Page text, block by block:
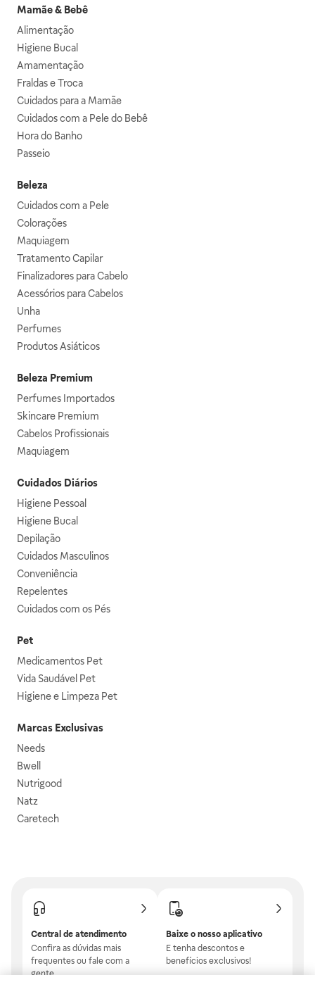
Mamãe & Bebê
Alimentação
Higiene Bucal
Amamentação
Fraldas e Troca
Cuidados para a Mamãe
Cuidados com a Pele do Bebê
Hora do Banho
Passeio
Beleza
Cuidados com a Pele
Colorações
Maquiagem
Tratamento Capilar
Finalizadores para Cabelo
Acessórios para Cabelos
Unha
Perfumes
Produtos Asiáticos
Beleza Premium
Perfumes Importados
Skincare Premium
Cabelos Profissionais
Maquiagem
Cuidados Diários
Higiene Pessoal
Higiene Bucal
Depilação
Cuidados Masculinos
Conveniência
Repelentes
Cuidados com os Pés
Pet
Medicamentos Pet
Vida Saudável Pet
Higiene e Limpeza Pet
Marcas Exclusivas
Needs
Bwell
Nutrigood
Natz
Caretech
Central de atendimento
Confira as dúvidas mais
frequentes ou fale com a
gente.
Baixe o nosso aplicativo
E tenha descontos e
benefícios exclusivos!